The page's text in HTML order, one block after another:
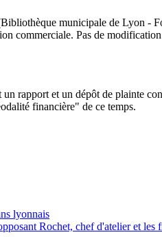
municipale de Lyon -
commerciale. Pas de
rapport et un dépôt de plainte
financière" de ce temps.
lyonnais
Rochet, chef d'atelier et